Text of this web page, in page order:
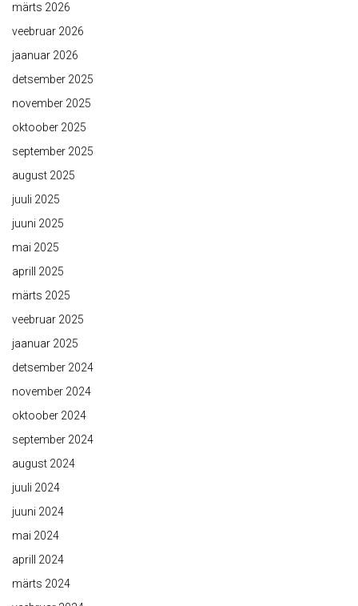
märts 2026
veebruar 2026
jaanuar 2026
detsember 2025
november 2025
oktoober 2025
september 2025
august 2025
juuli 2025
juuni 2025
mai 2025
aprill 2025
märts 2025
veebruar 2025
jaanuar 2025
detsember 2024
november 2024
oktoober 2024
september 2024
august 2024
juuli 2024
juuni 2024
mai 2024
aprill 2024
märts 2024